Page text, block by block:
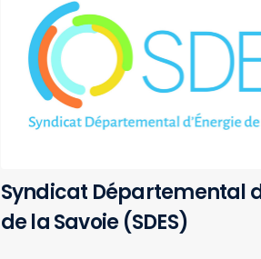
Syndicat Départemental
de la Savoie (SDES)